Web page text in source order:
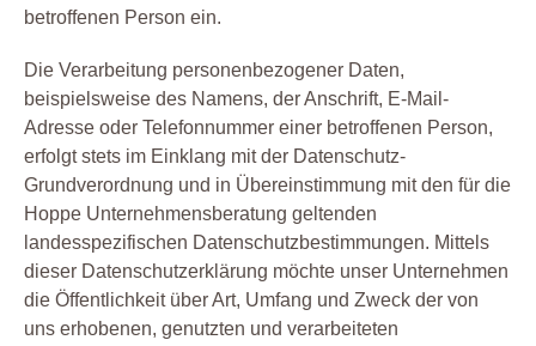
betroffenen Person ein.
Die Verarbeitung personenbezogener Daten,
beispielsweise des Namens, der Anschrift, E-Mail-
Adresse oder Telefonnummer einer betroffenen Person,
erfolgt stets im Einklang mit der Datenschutz-
Grundverordnung und in Übereinstimmung mit den für die
Hoppe Unternehmensberatung geltenden
landesspezifischen Datenschutzbestimmungen. Mittels
dieser Datenschutzerklärung möchte unser Unternehmen
die Öffentlichkeit über Art, Umfang und Zweck der von
uns erhobenen, genutzten und verarbeiteten